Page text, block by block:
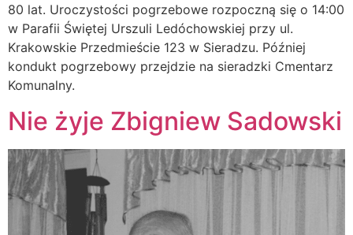
80 lat. Uroczystości pogrzebowe rozpoczną się o 14:00
w Parafii Świętej Urszuli Ledóchowskiej przy ul.
Krakowskie Przedmieście 123 w Sieradzu. Później
kondukt pogrzebowy przejdzie na sieradzki Cmentarz
Komunalny.
Nie żyje Zbigniew Sadowski